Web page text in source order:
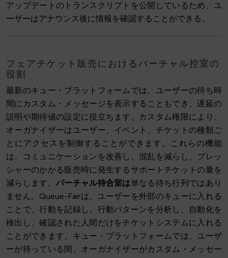
アップデートのトランスクリプトを公開しているため、ユ
ーザーはアナウンス後に情報を確認することができる。
フェアチケット販売におけるバーチャル控室の
役割
最新のキュー・プラットフォームでは、ユーザーの待ち時
間にカスタム・メッセージを表示することもでき、遅延の
説明や期待値の設定に役立ちます。カスタム権限により、
オーガナイザーはユーザー、イベント、チケットの種類ご
とにアクセスを制御することができます。これらの機能
は、コミュニケーションを改善し、混乱を減らし、プレッ
シャーのかかる販売時に発生するサポートチケットの量を
減らします。 バーチャル待合室は単なる待ち行列ではあり
ません。Queue-Fairは、ユーザーを外部のキューに入れる
ことで、行動を記録し、行動パターンを分析し、自動化を
検出し、確認された人間だけをチケットシステムに入れる
ことができます。キュー・プラットフォームでは、ユーザ
ーが待っている間、オーガナイザーがカスタム・メッセー